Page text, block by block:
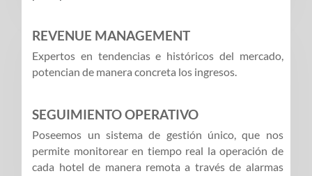
REVENUE MANAGEMENT
Expertos en tendencias e históricos del mercado,
potencian de manera concreta los ingresos.
SEGUIMIENTO OPERATIVO
Poseemos un sistema de gestión único, que nos
permite monitorear en tiempo real la operación de
cada hotel de manera remota a través de alarmas